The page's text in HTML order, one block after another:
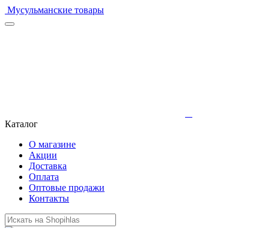
Мусульманские товары
Каталог
О магазине
Акции
Доставка
Оплата
Оптовые продажи
Контакты